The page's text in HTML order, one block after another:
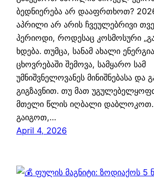
ბედნიერება არ დააფრთხოთ?
აპრილი არ არის ჩვეულებრივი
პერიოდი, როდესაც კოსმოსური
ხდება. თუმცა, სანამ ახალი
ცხოვრებაში შემოვა, სამყარო სამ
უმნიშვნელოვანეს მინიშნებასა
გიგზავნით. თუ მათ
მთელი წლის იღბალი დაბლოკოთ.
გაიგოთ,…
April 4, 2026